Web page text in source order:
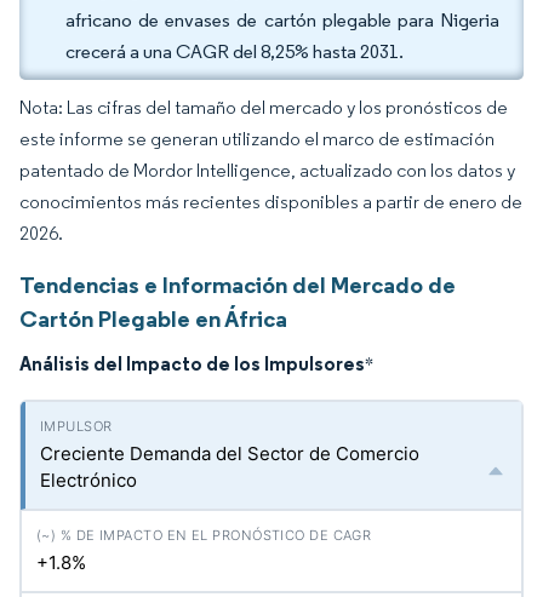
africano de envases de cartón plegable para Nigeria
crecerá a una CAGR del 8,25% hasta 2031.
Nota: Las cifras del tamaño del mercado y los pronósticos de
este informe se generan utilizando el marco de estimación
patentado de Mordor Intelligence, actualizado con los datos y
conocimientos más recientes disponibles a partir de enero de
2026.
Tendencias e Información del Mercado de
Cartón Plegable en África
Análisis del Impacto de los Impulsores*
Creciente Demanda del Sector de Comercio
Electrónico
+1.8%